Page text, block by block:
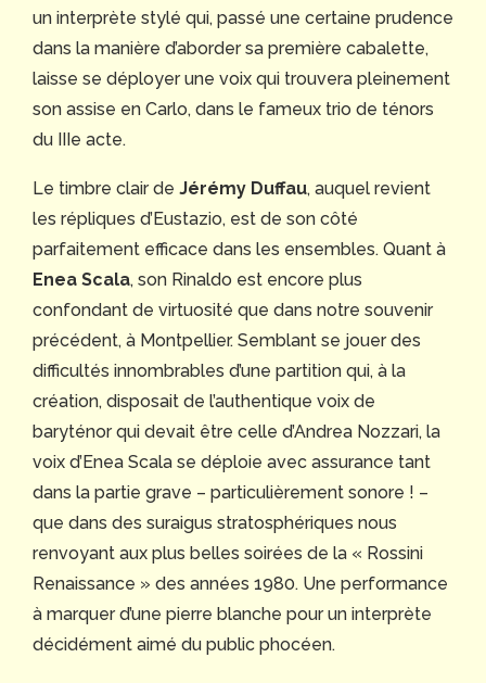
un interprète stylé qui, passé une certaine prudence
dans la manière d’aborder sa première cabalette,
laisse se déployer une voix qui trouvera pleinement
son assise en Carlo, dans le fameux trio de ténors
du IIIe acte.
Le timbre clair de Jérémy Duffau, auquel revient
les répliques d’Eustazio, est de son côté
parfaitement efficace dans les ensembles. Quant à
Enea Scala, son Rinaldo est encore plus
confondant de virtuosité que dans notre souvenir
précédent, à Montpellier. Semblant se jouer des
difficultés innombrables d’une partition qui, à la
création, disposait de l’authentique voix de
baryténor qui devait être celle d’Andrea Nozzari, la
voix d’Enea Scala se déploie avec assurance tant
dans la partie grave – particulièrement sonore ! –
que dans des suraigus stratosphériques nous
renvoyant aux plus belles soirées de la « Rossini
Renaissance » des années 1980. Une performance
à marquer d’une pierre blanche pour un interprète
décidément aimé du public phocéen.